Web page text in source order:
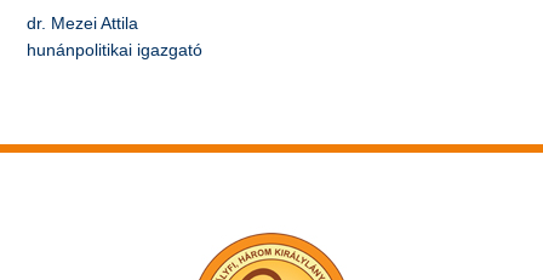
dr. Mezei Attila
hunánpolitikai igazgató